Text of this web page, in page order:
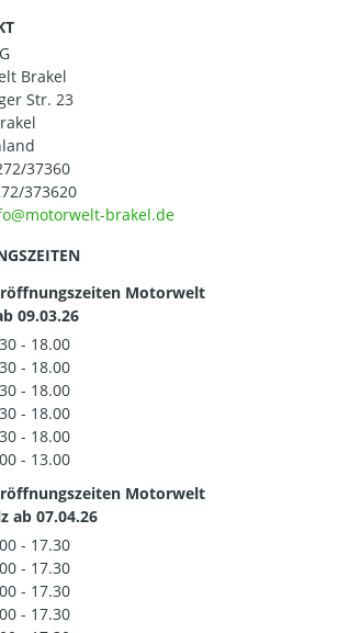
Brakel
Str. 23
37360
373620
Motorwelt
09.03.26
- 18.00
- 18.00
- 18.00
- 18.00
- 18.00
- 13.00
Motorwelt
ab 07.04.26
- 17.30
- 17.30
- 17.30
- 17.30